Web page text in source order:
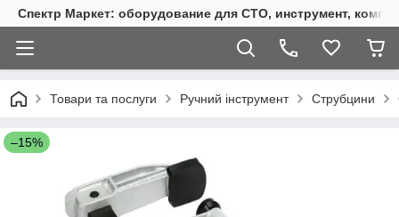
Спектр Маркет: оборудование для СТО, инструмент,
Товари та послуги Ручний інструмент Струбцини
–15%